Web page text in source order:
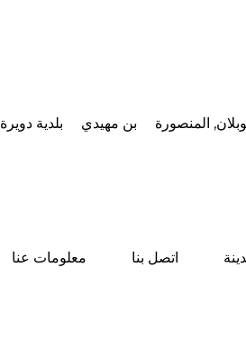
بلدية دويرة بن مهيدي المنصورة
معلومات عنا اتصل بنا